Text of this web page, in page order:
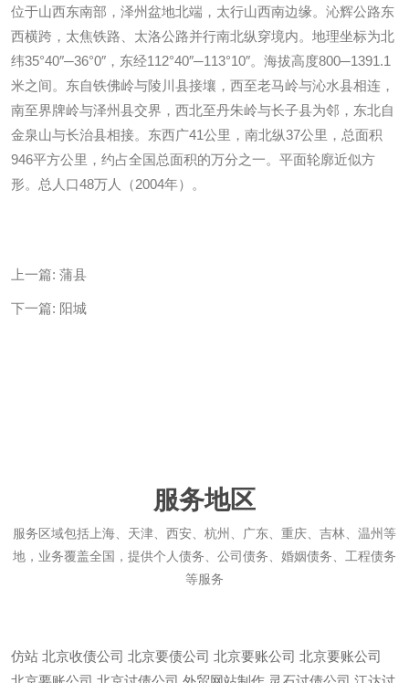
位于山西东南部，泽州盆地北端，太行山西南边缘。沁辉公路东
西横跨，太焦铁路、太洛公路并行南北纵穿境内。地理坐标为北
纬35°40″─36°0″，东经112°40″─113°10″。海拔高度800─1391.1
米之间。东自铁佛岭与陵川县接壤，西至老马岭与沁水县相连，
南至界牌岭与泽州县交界，西北至丹朱岭与长子县为邻，东北自
金泉山与长治县相接。东西广41公里，南北纵37公里，总面积
946平方公里，约占全国总面积的万分之一。平面轮廓近似方
形。总人口48万人（2004年）。
上一篇: 蒲县
下一篇: 阳城
服务地区
服务区域包括上海、天津、西安、杭州、广东、重庆、吉林、温州等
地，业务覆盖全国，提供个人债务、公司债务、婚姻债务、工程债务
等服务
仿站 北京收债公司 北京要债公司 北京要账公司 北京要账公司